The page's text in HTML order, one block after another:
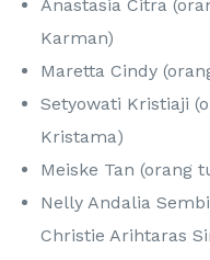
Anastasia Citra
Karman)
Maretta Cindy
Setyowati Kristiaji
Kristama)
Meiske Tan (orang
Nelly Andalia
Christie Arihtaras